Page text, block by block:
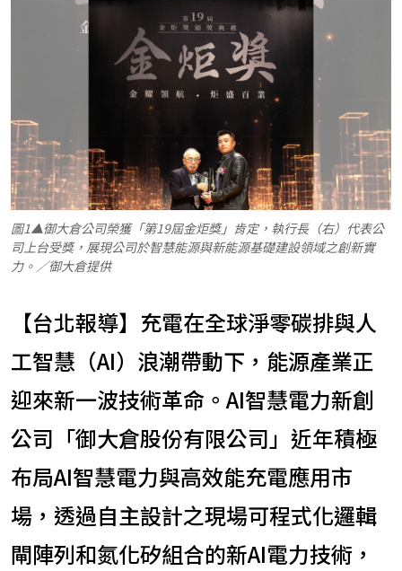
圖1▲御大倉公司榮獲「第19屆金炬獎」肯定，執行長（右）代表公
司上台受獎，展現公司於智慧能源與新能源基礎建設領域之創新實
力。／御大倉提供
【台北報導】充電在全球淨零碳排與人
工智慧（AI）浪潮帶動下，能源產業正
迎來新一波技術革命。AI智慧電力新創
公司「御大倉股份有限公司」近年積極
布局AI智慧電力與高效能充電應用市
場，透過自主設計之現場可程式化邏輯
閘陣列和氮化矽組合的新AI電力技術，